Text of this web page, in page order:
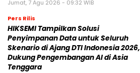
Jumat, 7 Agu 2026 - 09:32 WIB
Pers Rilis
HIKSEMI Tampilkan Solusi
Penyimpanan Data untuk Seluruh
Skenario di Ajang DTI Indonesia 2026,
Dukung Pengembangan AI di Asia
Tenggara